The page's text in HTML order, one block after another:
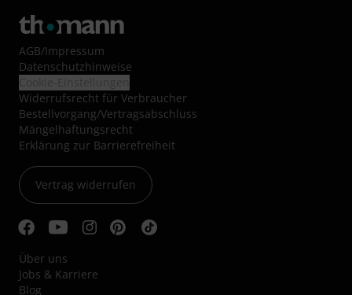
AGB/Impressum
Datenschutzhinweise
Widerrufsrecht für Verbraucher
Bestellvorgang/Vertragsabschluss
Mängelhaftungsrecht
Erklärung zur Barrierefreiheit
Vertrag widerrufen
Über uns
Jobs & Karriere
Blog